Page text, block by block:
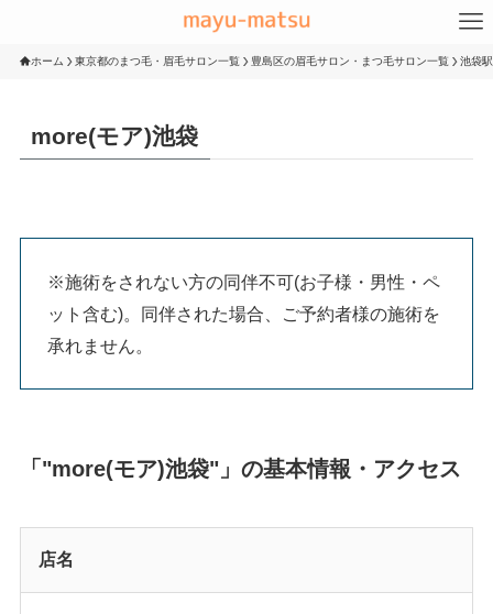
ホーム 東京都のまつ毛・眉毛サロン一覧 豊島区の眉毛サロン・まつ毛サロン一覧 池袋
more(モア)池袋
※施術をされない方の同伴不可(お子様・男性・ペ
ット含む)。同伴された場合、ご予約者様の施術を
承れません。
「"more(モア)池袋"」の基本情報・アクセス
店名